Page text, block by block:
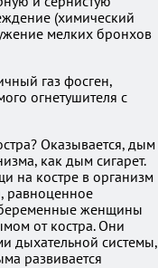
(химический
мелких бронхов
газ фосген,
огнетушителя с
Оказывается, дым
как дым сигарет.
на костре в организм
равноценное
беременные женщины
от костра. Они
дыхательной системы,
развивается